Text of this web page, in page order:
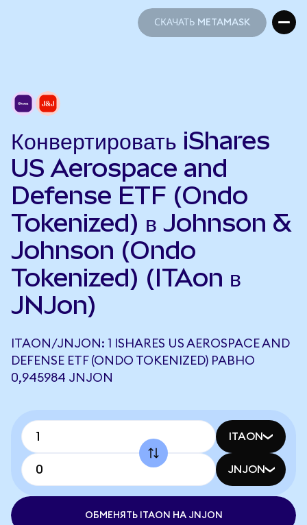
СКАЧАТЬ METAMASK
Конвертировать iShares
US Aerospace and
Defense ETF (Ondo
Tokenized) в Johnson &
Johnson (Ondo
Tokenized) (ITAon в
JNJon)
ITAON/JNJON: 1 ISHARES US AEROSPACE AND
DEFENSE ETF (ONDO TOKENIZED) РАВНО
0,945984 JNJON
ITAON
JNJON
ОБМЕНЯТЬ ITAON НА JNJON